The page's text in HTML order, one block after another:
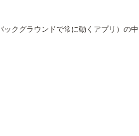
クグラウンドで常に動くアプリ）の